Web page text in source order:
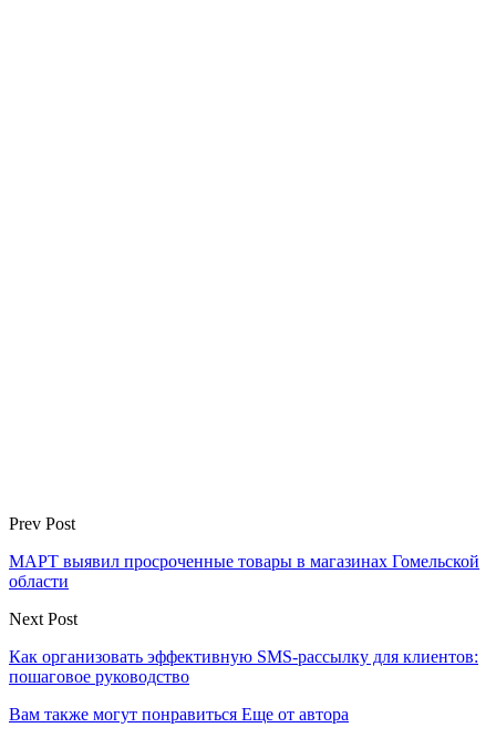
Prev Post
МАРТ выявил просроченные товары в магазинах Гомельской
области
Next Post
Как организовать эффективную SMS-рассылку для клиентов:
пошаговое руководство
Вам также могут понравиться Еще от автора